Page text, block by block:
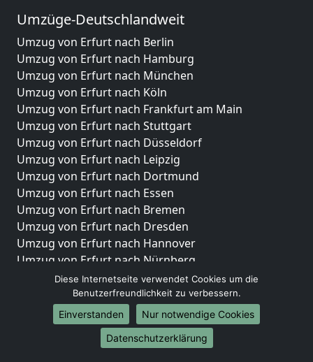
Umzüge-Deutschlandweit
Umzug von Erfurt nach Berlin
Umzug von Erfurt nach Hamburg
Umzug von Erfurt nach München
Umzug von Erfurt nach Köln
Umzug von Erfurt nach Frankfurt am Main
Umzug von Erfurt nach Stuttgart
Umzug von Erfurt nach Düsseldorf
Umzug von Erfurt nach Leipzig
Umzug von Erfurt nach Dortmund
Umzug von Erfurt nach Essen
Umzug von Erfurt nach Bremen
Umzug von Erfurt nach Dresden
Umzug von Erfurt nach Hannover
Umzug von Erfurt nach Nürnberg
Umzug von Erfurt nach Duisburg
Umzug von Erfurt nach Bochum
Umzug von Erfurt nach Wuppertal
Umzug von Erfurt nach Bielefeld
Umzug von Erfurt nach Bonn
Diese Internetseite verwendet Cookies um die
Benutzerfreundlichkeit zu verbessern.
Einverstanden
Nur notwendige Cookies
Datenschutzerklärung